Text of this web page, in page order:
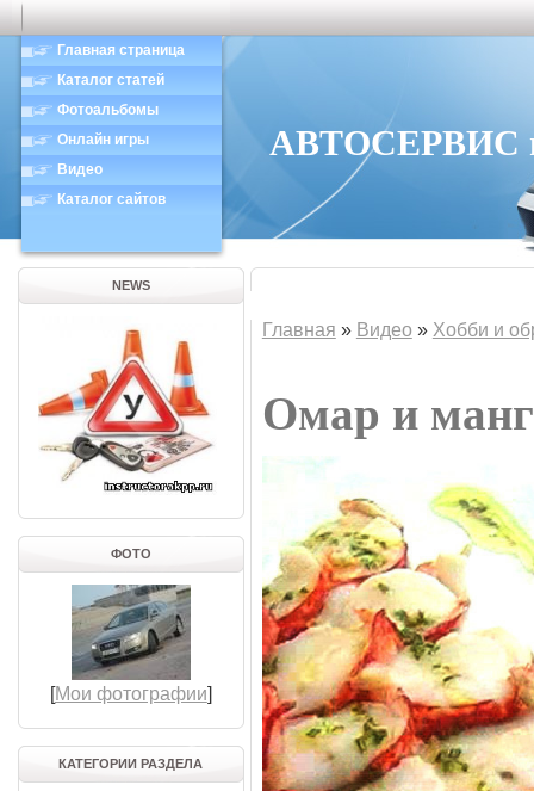
Главная страница
Каталог статей
Фотоальбомы
Онлайн игры
Видео
Каталог сайтов
АВТОСЕРВИС в
NEWS
ФОТО
[Мои фотографии]
КАТЕГОРИИ РАЗДЕЛА
Главная » Видео » Хобби и
Омар и